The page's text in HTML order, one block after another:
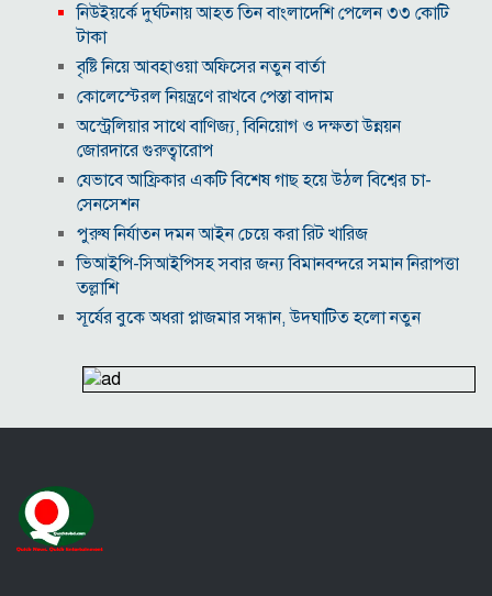
নিউইয়র্কে দুর্ঘটনায় আহত তিন বাংলাদেশি পেলেন ৩৩ কোটি
টাকা
বৃষ্টি নিয়ে আবহাওয়া অফিসের নতুন বার্তা
কোলেস্টেরল নিয়ন্ত্রণে রাখবে পেস্তা বাদাম
অস্ট্রেলিয়ার সাথে বাণিজ্য, বিনিয়োগ ও দক্ষতা উন্নয়ন
জোরদারে গুরুত্বারোপ
যেভাবে আফ্রিকার একটি বিশেষ গাছ হয়ে উঠল বিশ্বের চা-
সেনসেশন
পুরুষ নির্যাতন দমন আইন চেয়ে করা রিট খারিজ
ভিআইপি-সিআইপিসহ সবার জন্য বিমানবন্দরে সমান নিরাপত্তা
তল্লাশি
সূর্যের বুকে অধরা প্লাজমার সন্ধান, উদ্ঘাটিত হলো নতুন
উপমহাদেশের প্রভাবশালী ১০ সুফি সাধক
কোটি টাকার মৃত্যু ভাতার লোভে সেনাদের বিয়ে, সামনে
পারমাণবিক পরিস্থিতি কি?
বাংলাদেশি টাকায় আজকের মুদ্রা বিনিময় হার